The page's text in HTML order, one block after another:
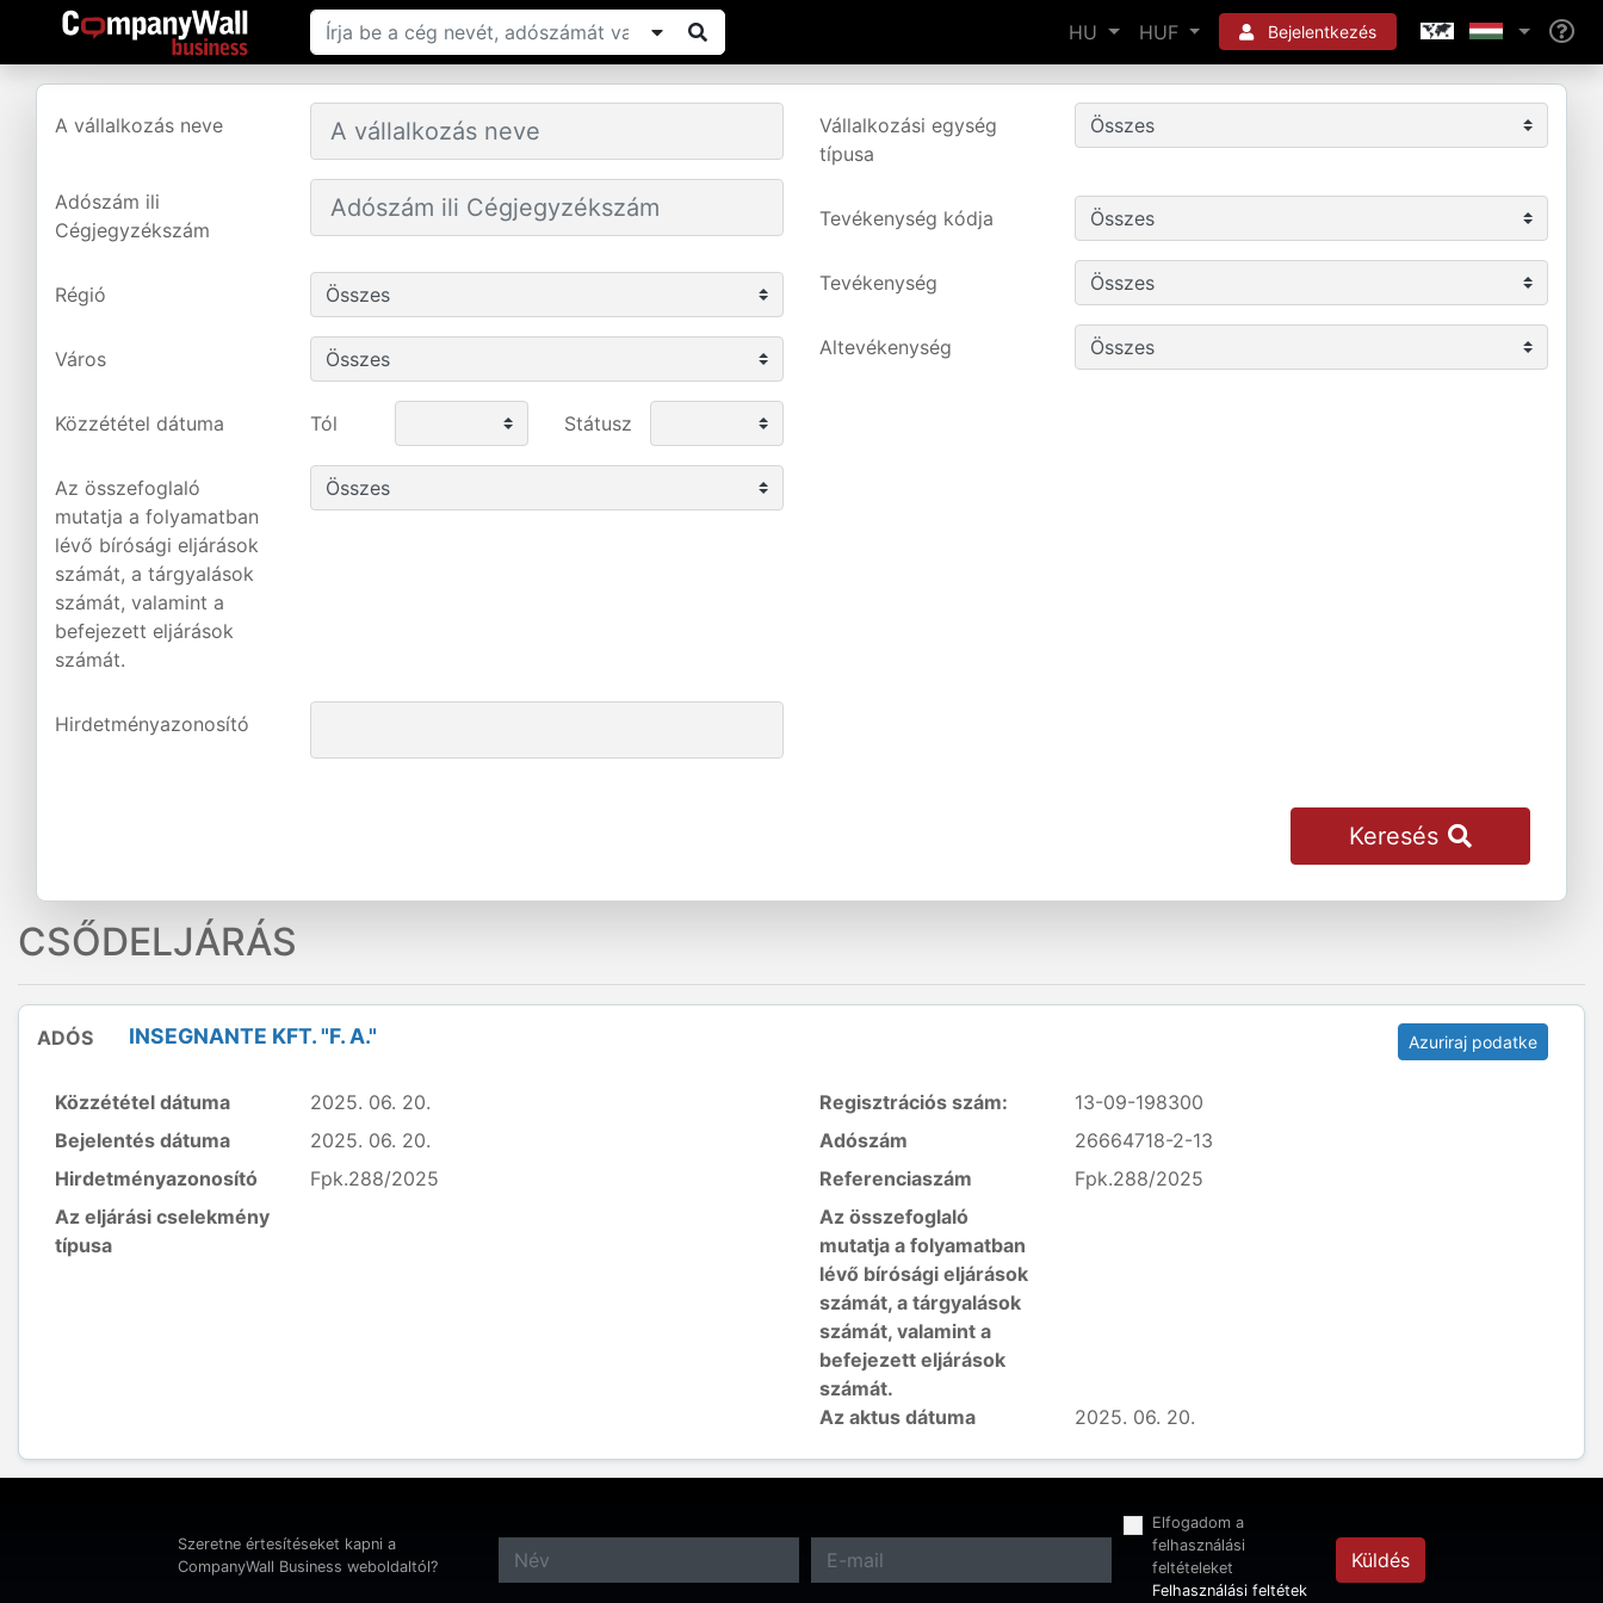
HU HUF Bejelentkezés
A vállalkozás neve
Adószám ili
Cégjegyzékszám
Régió
Város
Vállalkozási egység
típusa
Tevékenység kódja
Tevékenység
Altevékenység
Közzététel dátuma Tól Státusz
Az összefoglaló
mutatja a folyamatban
lévő bírósági eljárások
számát, a tárgyalások
számát, valamint a
befejezett eljárások
számát.
Hirdetményazonosító
Keresés
CSŐDELJÁRÁS
ADÓS INSEGNANTE KFT. "F. A." Azuriraj podatke
Közzététel dátuma
2025. 06. 20.
Bejelentés dátuma
2025. 06. 20.
Hirdetményazonosító
Fpk.288/2025
Az eljárási cselekmény
típusa
Regisztrációs szám:
13-09-198300
Adószám
26664718-2-13
Referenciaszám
Fpk.288/2025
Az összefoglaló
mutatja a folyamatban
lévő bírósági eljárások
számát, a tárgyalások
számát, valamint a
befejezett eljárások
számát.
Az aktus dátuma
2025. 06. 20.
Szeretne értesítéseket kapni a
CompanyWall Business weboldaltól?
Elfogadom a
felhasználási
feltételeket
Felhasználási feltétek
Küldés